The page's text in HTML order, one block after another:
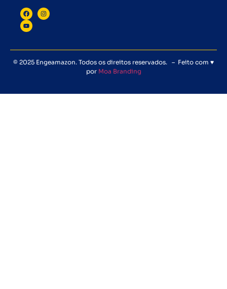
© 2025 Engeamazon. Todos os direitos reservados. – Feito com ♥
por Moa Branding